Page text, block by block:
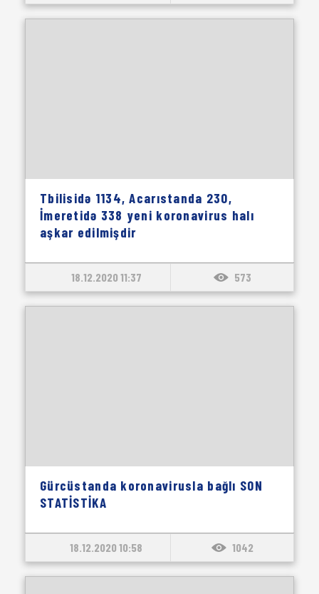
Tbilisidə 1134, Acarıstanda 230,
İmeretidə 338 yeni koronavirus halı
aşkar edilmişdir
18.12.2020 11:37 573
Gürcüstanda koronavirusla bağlı SON
STATİSTİKA
18.12.2020 10:58 1042